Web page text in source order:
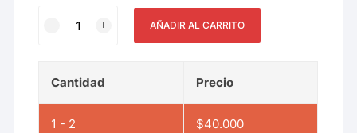
AÑADIR AL CARRITO
Cantidad Precio
1 - 2 $40.000